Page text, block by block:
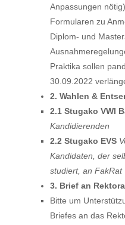
Anpassungen
Formularen zu
Diplom- und
Praktika sollen
30.09.2022
2. Wahlen &
2.1 Stugako VWI
Kandidierenden
2.2 Stugako EVS
Kandidaten, der
studiert, an FakRat
3. Brief an
Bitte um
Briefes an das